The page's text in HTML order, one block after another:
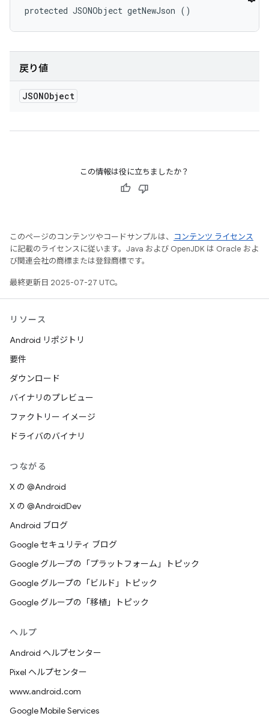
protected JSONObject getNewJson ()
戻り値
JSONObject
この情報は役に立ちましたか？
このページのコンテンツやコードサンプルは、
コンテンツ ライセンス
に記載のライセンスに従います。Java および OpenJDK は Oracle およ
び関連会社の商標または登録商標です。
最終更新日 2025-07-27 UTC。
リソース
Android リポジトリ
要件
ダウンロード
バイナリのプレビュー
ファクトリー イメージ
ドライバのバイナリ
つながる
X の @Android
X の @AndroidDev
Android ブログ
Google セキュリティ ブログ
Google グループの「プラットフォーム」トピック
Google グループの「ビルド」トピック
Google グループの「移植」トピック
ヘルプ
Android ヘルプセンター
Pixel ヘルプセンター
www.android.com
Google Mobile Services